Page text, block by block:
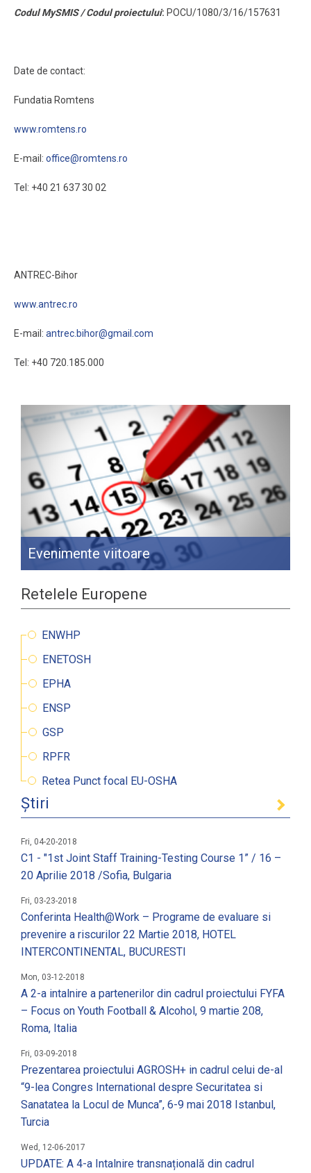
Codul MySMIS / Codul proiectului: POCU/1080/3/16/157631
Date de contact:
Fundatia Romtens
www.romtens.ro
E-mail: office@romtens.ro
Tel: +40 21 637 30 02
ANTREC-Bihor
www.antrec.ro
E-mail: antrec.bihor@gmail.com
Tel: +40 720.185.000
Evenimente viitoare
Retelele Europene
ENWHP
ENETOSH
EPHA
ENSP
GSP
RPFR
Retea Punct focal EU-OSHA
Știri
Fri, 04-20-2018
C1 - "1st Joint Staff Training-Testing Course 1” / 16 –
20 Aprilie 2018 /Sofia, Bulgaria
Fri, 03-23-2018
Conferinta Health@Work – Programe de evaluare si
prevenire a riscurilor 22 Martie 2018, HOTEL
INTERCONTINENTAL, BUCURESTI
Mon, 03-12-2018
A 2-a intalnire a partenerilor din cadrul proiectului FYFA
– Focus on Youth Football & Alcohol, 9 martie 208,
Roma, Italia
Fri, 03-09-2018
Prezentarea proiectului AGROSH+ in cadrul celui de-al
“9-lea Congres International despre Securitatea si
Sanatatea la Locul de Munca”, 6-9 mai 2018 Istanbul,
Turcia
Wed, 12-06-2017
UPDATE: A 4-a Intalnire transnațională din cadrul